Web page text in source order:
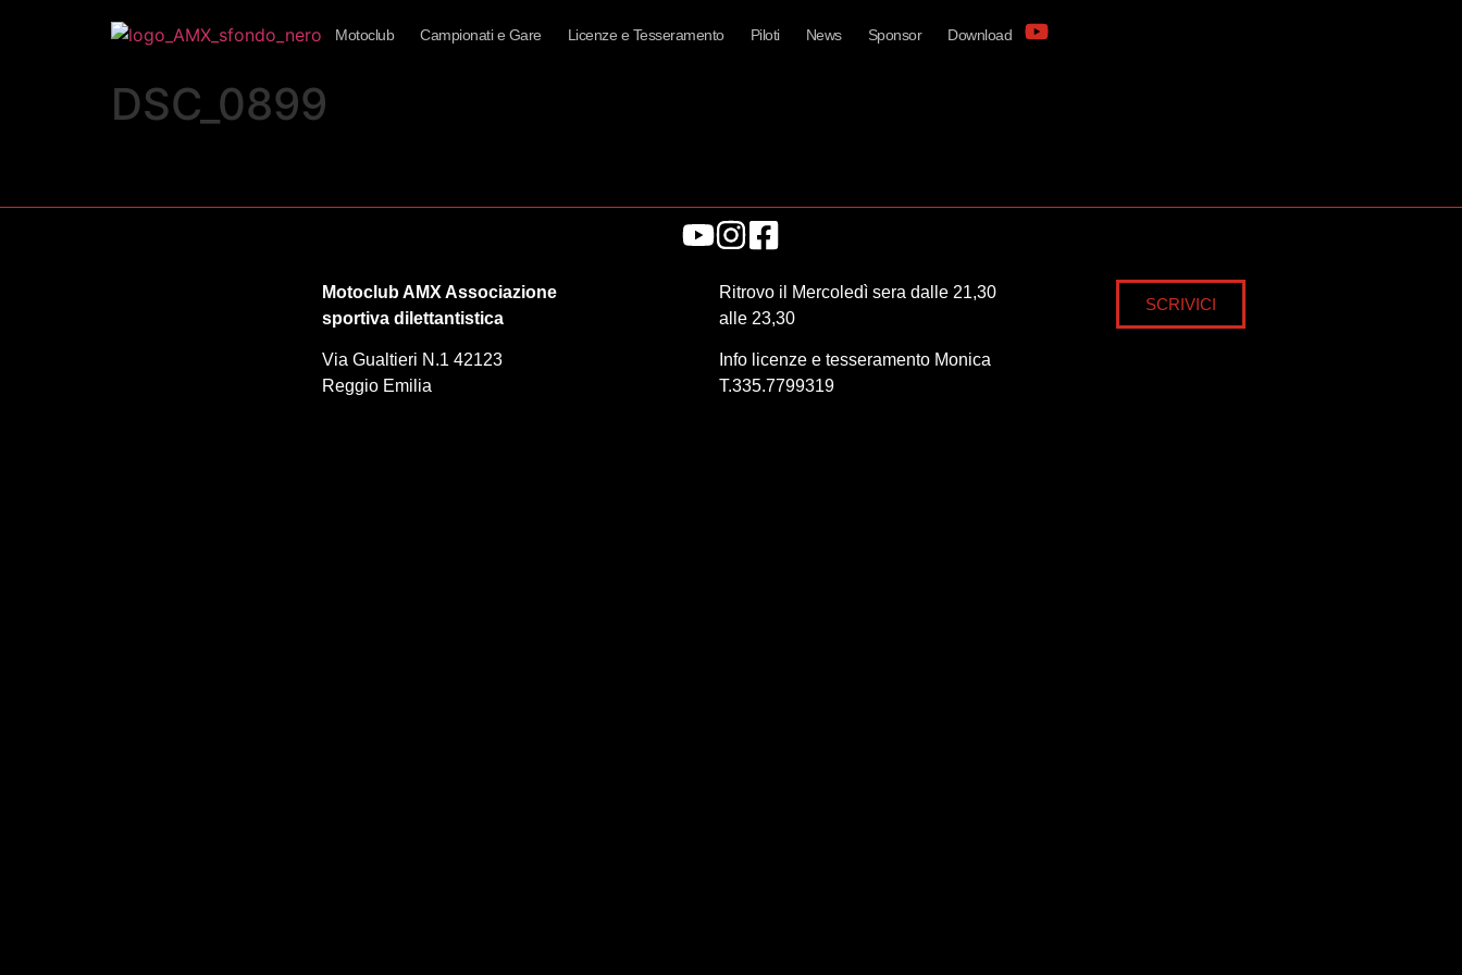
Motoclub Campionati e Gare Licenze e Tesseramento Piloti News Sponsor Download
DSC_0899
Motoclub AMX Associazione
sportiva dilettantistica
Via Gualtieri N.1 42123
Reggio Emilia
Ritrovo il Mercoledì sera dalle 21,30
alle 23,30
Info licenze e tesseramento Monica
T.335.7799319
SCRIVICI